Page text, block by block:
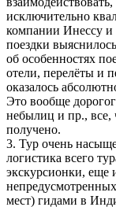
исключительно
компании Инессу и
поездки
об особенностях
отели, перелёты и
оказалось
Это вообще
небылиц и пр., все,
получено.
3. Тур очень
логистика всего
экскурсионки, еще
мест) гидами в